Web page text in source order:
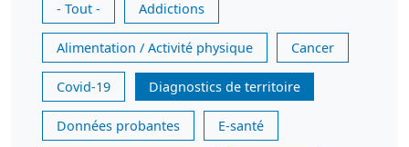
- Tout -
Addictions
Alimentation / Activité physique Cancer
Covid-19 Diagnostics de territoire
Données probantes E-santé